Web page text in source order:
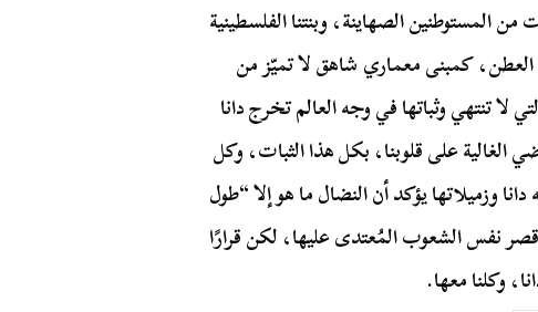
الصهاينة، وبنتنا الفلسطينية
كمبنى معماري شاهق لا تميّز من
لا تنتهي وثباتها في وجه العالم تخرج دانا
الغالية على قلوبنا، بكل هذا الثبات، وكل
وزميلاتها يؤكد أن النضال ما هو إلا “طول
نفس الشعوب المُعتدى عليها، لكن قرارًا
وكلنا معها.